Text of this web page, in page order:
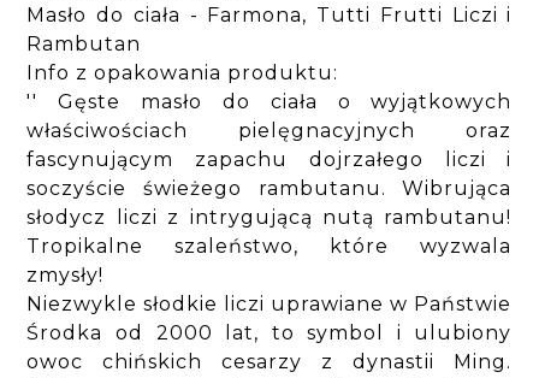
Masło do ciała - Farmona, Tutti Frutti Liczi i
Rambutan
Info z opakowania produktu:
'' Gęste masło do ciała o wyjątkowych
właściwościach pielęgnacyjnych oraz
fascynującym zapachu dojrzałego liczi i
soczyście świeżego rambutanu. Wibrująca
słodycz liczi z intrygującą nutą rambutanu!
Tropikalne szaleństwo, które wyzwala
zmysły!
Niezwykle słodkie liczi uprawiane w Państwie
Środka od 2000 lat, to symbol i ulubiony
owoc chińskich cesarzy z dynastii Ming.